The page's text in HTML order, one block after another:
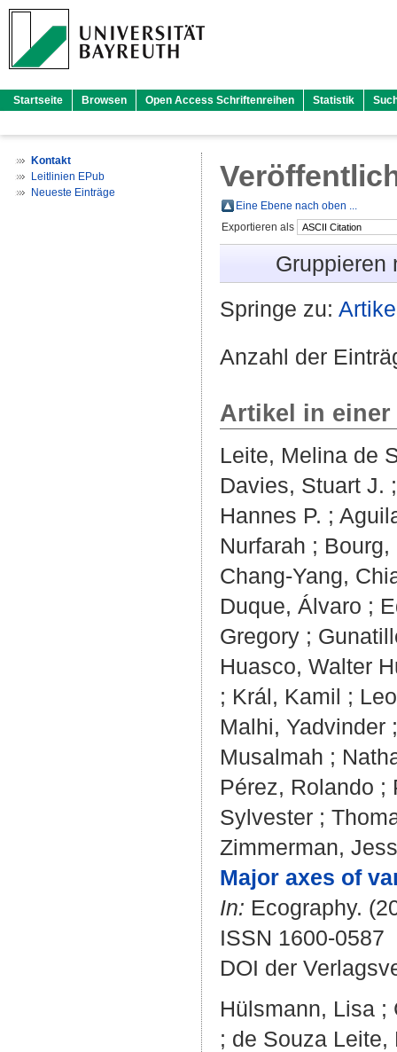
Startseite Browsen Open Access Schriftenreihen Statistik
Kontakt
Leitlinien EPub
Neueste Einträge
Eine Ebene nach oben ...
Exportieren als
Gruppieren
Springe zu:
Anzahl der
Artikel in
Leite, Melina de
Davies, Stuart J.
Hannes P. ;
Nurfarah ; Bourg,
Chang‐Yang,
Duque, Álvaro ;
Gregory ;
Huasco, Walter
; Král, Kamil ;
Malhi, Yadvinder
Musalmah ;
Pérez, Rolando ;
Sylvester ;
Zimmerman, Jess
Major axes of
In: Ecography.
ISSN 1600-0587
DOI der
Hülsmann, Lisa ;
; de Souza Leite,